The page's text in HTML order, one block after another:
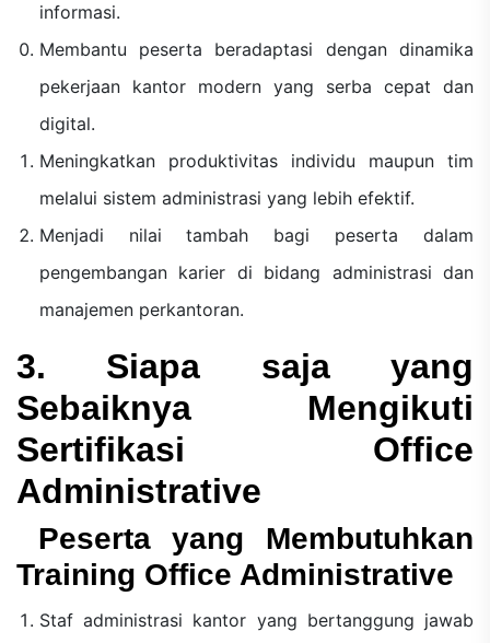
informasi.
Membantu peserta beradaptasi dengan dinamika
pekerjaan kantor modern yang serba cepat dan
digital.
Meningkatkan produktivitas individu maupun tim
melalui sistem administrasi yang lebih efektif.
Menjadi nilai tambah bagi peserta dalam
pengembangan karier di bidang administrasi dan
manajemen perkantoran.
3. Siapa saja yang
Sebaiknya Mengikuti
Sertifikasi Office
Administrative
Peserta yang Membutuhkan
Training Office Administrative
Staf administrasi kantor yang bertanggung jawab